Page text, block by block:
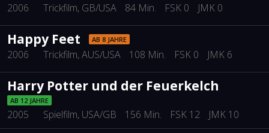
2006 Trickfilm, GB/USA 84 Min. FSK 0 JMK 0
Happy Feet AB 8 JAHRE
2006 Trickfilm, AUS/USA 108 Min. FSK 0 JMK 6
Harry Potter und der Feuerkelch
AB 12 JAHRE
2005 Spielfilm, USA/GB 156 Min. FSK 12 JMK 10